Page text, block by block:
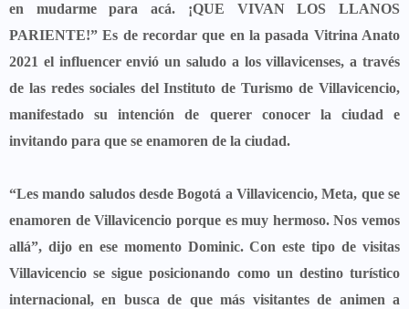
en mudarme para acá. ¡QUE VIVAN LOS LLANOS
PARIENTE!” Es de recordar que en la pasada Vitrina Anato
2021 el influencer envió un saludo a los villavicenses, a través
de las redes sociales del Instituto de Turismo de Villavicencio,
manifestado su intención de querer conocer la ciudad e
invitando para que se enamoren de la ciudad.
“Les mando saludos desde Bogotá a Villavicencio, Meta, que se
enamoren de Villavicencio porque es muy hermoso. Nos vemos
allá”, dijo en ese momento Dominic. Con este tipo de visitas
Villavicencio se sigue posicionando como un destino turístico
internacional, en busca de que más visitantes de animen a